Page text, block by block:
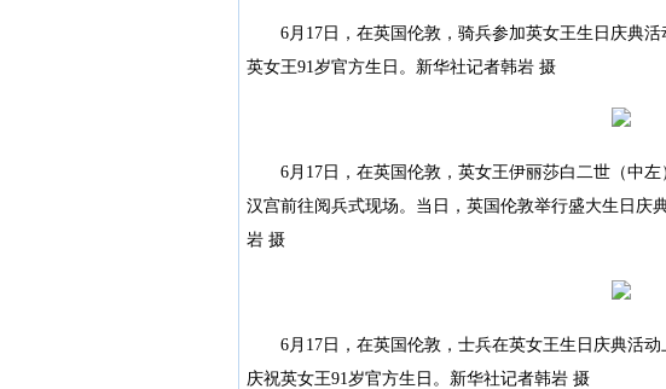
6月17日，在英国伦敦，骑兵参加英女王生日庆典活
英女王91岁官方生日。新华社记者韩岩 摄
6月17日，在英国伦敦，英女王伊丽莎白二世（中左
汉宫前往阅兵式现场。当日，英国伦敦举行盛大生日庆
岩 摄
6月17日，在英国伦敦，士兵在英女王生日庆典活动
庆祝英女王91岁官方生日。新华社记者韩岩 摄